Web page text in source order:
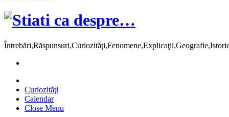
Curiozităţi
Calendar
Close Menu